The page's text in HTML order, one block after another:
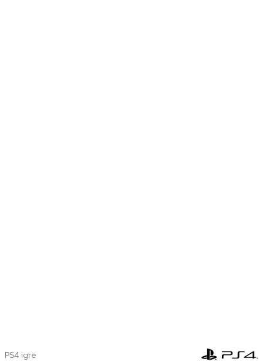
PS4 igre